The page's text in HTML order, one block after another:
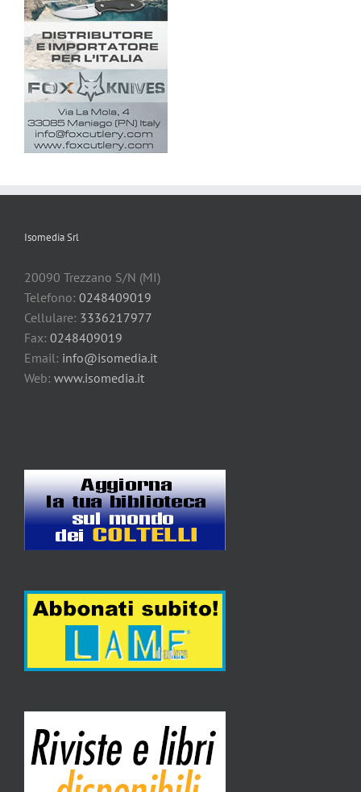
Isomedia Srl
20090 Trezzano S/N (MI)
Telefono: 0248409019
Cellulare: 3336217977
Fax: 0248409019
Email: info@isomedia.it
Web: www.isomedia.it